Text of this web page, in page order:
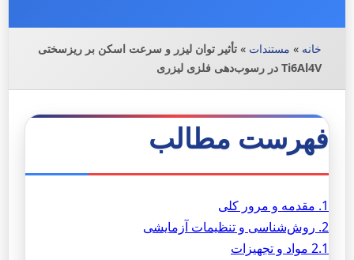
خانه » مستندات » تأثیر توان لیزر و سرعت اسکن بر ریزسختی
Ti6Al4V در رسوب‌دهی فلزی لیزری
فهرست مطالب
1. مقدمه و مرور کلی
2. روش‌شناسی و تنظیمات آزمایشی
2.1 مواد و تجهیزات